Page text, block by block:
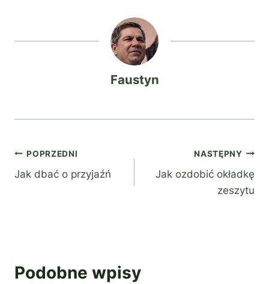
Faustyn
Nawigacja
wpisu
POPRZEDNI
Jak dbać o przyjaźń
NASTĘPNY
Jak ozdobić okładkę
zeszytu
Podobne wpisy